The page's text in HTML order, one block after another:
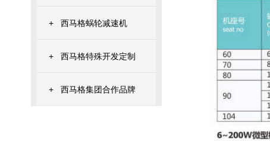
+ 西马格蜗轮减速机
+ 西马格特殊开发定制
+ 西马格集团合作品牌